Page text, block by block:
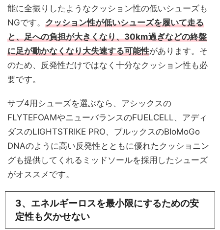
能に全振りしたようなクッション性の低いシューズも
NGです。 クッション性が低いシューズを履いて走る
と、足への負担が大きくなり、30km過ぎなどの終盤
に足が動かなくなり大失速する可能性があります。そ
のため、反発性だけではなく十分なクッション性も必
要です。
サブ4用シューズを選ぶなら、アシックスの
FLYTEFOAMやニューバランスのFUELCELL、アディ
ダスのLIGHTSTRIKE PRO、ブルックスのBIoMoGo
DNAのように高い反発性とともに優れたクッショニン
グも提供してくれるミッドソールを採用したシューズ
がオススメです。
3、エネルギーロスを最小限にするための安
定性も欠かせない